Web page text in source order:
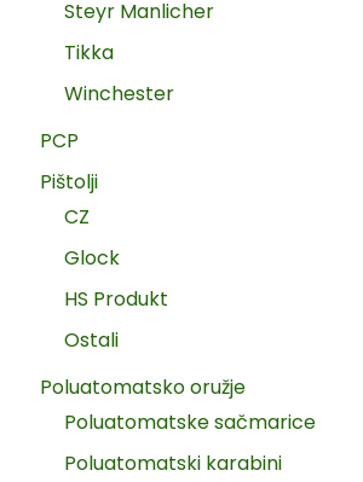
Steyr Manlicher
Tikka
Winchester
PCP
Pištolji
CZ
Glock
HS Produkt
Ostali
Poluatomatsko oružje
Poluatomatske sačmarice
Poluatomatski karabini